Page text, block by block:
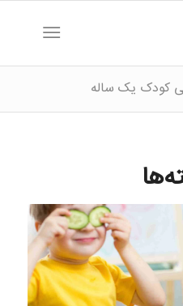
کودک یک ساله